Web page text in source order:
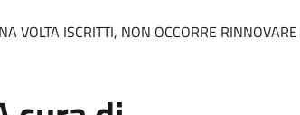
VOLTA ISCRITTI, NON OCCORRE